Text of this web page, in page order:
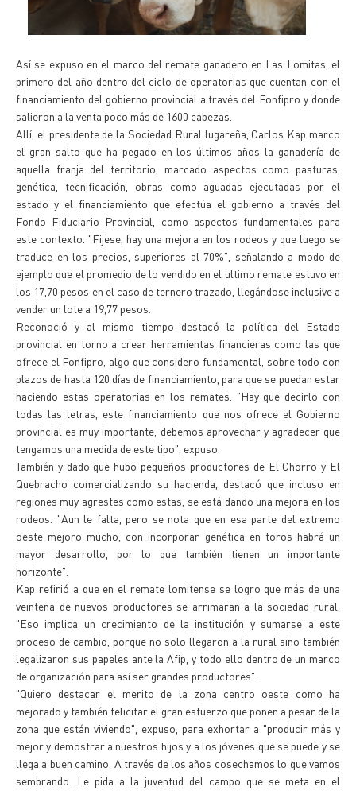
Así se expuso en el marco del remate ganadero en Las Lomitas, el
primero del año dentro del ciclo de operatorias que cuentan con el
financiamiento del gobierno provincial a través del Fonfipro y donde
salieron a la venta poco más de 1600 cabezas.
Allí, el presidente de la Sociedad Rural lugareña, Carlos Kap marco
el gran salto que ha pegado en los últimos años la ganadería de
aquella franja del territorio, marcado aspectos como pasturas,
genética, tecnificación, obras como aguadas ejecutadas por el
estado y el financiamiento que efectúa el gobierno a través del
Fondo Fiduciario Provincial, como aspectos fundamentales para
este contexto. "Fijese, hay una mejora en los rodeos y que luego se
traduce en los precios, superiores al 70%", señalando a modo de
ejemplo que el promedio de lo vendido en el ultimo remate estuvo en
los 17,70 pesos en el caso de ternero trazado, llegándose inclusive a
vender un lote a 19,77 pesos.
Reconoció y al mismo tiempo destacó la política del Estado
provincial en torno a crear herramientas financieras como las que
ofrece el Fonfipro, algo que considero fundamental, sobre todo con
plazos de hasta 120 días de financiamiento, para que se puedan estar
haciendo estas operatorias en los remates. "Hay que decirlo con
todas las letras, este financiamiento que nos ofrece el Gobierno
provincial es muy importante, debemos aprovechar y agradecer que
tengamos una medida de este tipo", expuso.
También y dado que hubo pequeños productores de El Chorro y El
Quebracho comercializando su hacienda, destacó que incluso en
regiones muy agrestes como estas, se está dando una mejora en los
rodeos. "Aun le falta, pero se nota que en esa parte del extremo
oeste mejoro mucho, con incorporar genética en toros habrá un
mayor desarrollo, por lo que también tienen un importante
horizonte".
Kap refirió a que en el remate lomitense se logro que más de una
veintena de nuevos productores se arrimaran a la sociedad rural.
"Eso implica un crecimiento de la institución y sumarse a este
proceso de cambio, porque no solo llegaron a la rural sino también
legalizaron sus papeles ante la Afip, y todo ello dentro de un marco
de organización para así ser grandes productores".
"Quiero destacar el merito de la zona centro oeste como ha
mejorado y también felicitar el gran esfuerzo que ponen a pesar de la
zona que están viviendo", expuso, para exhortar a "producir más y
mejor y demostrar a nuestros hijos y a los jóvenes que se puede y se
llega a buen camino. A través de los años cosechamos lo que vamos
sembrando. Le pida a la juventud del campo que se meta en el